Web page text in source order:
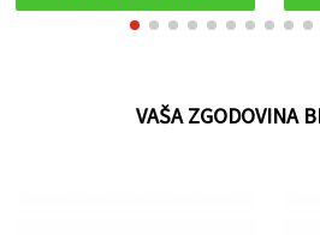
VAŠA ZGODOVINA